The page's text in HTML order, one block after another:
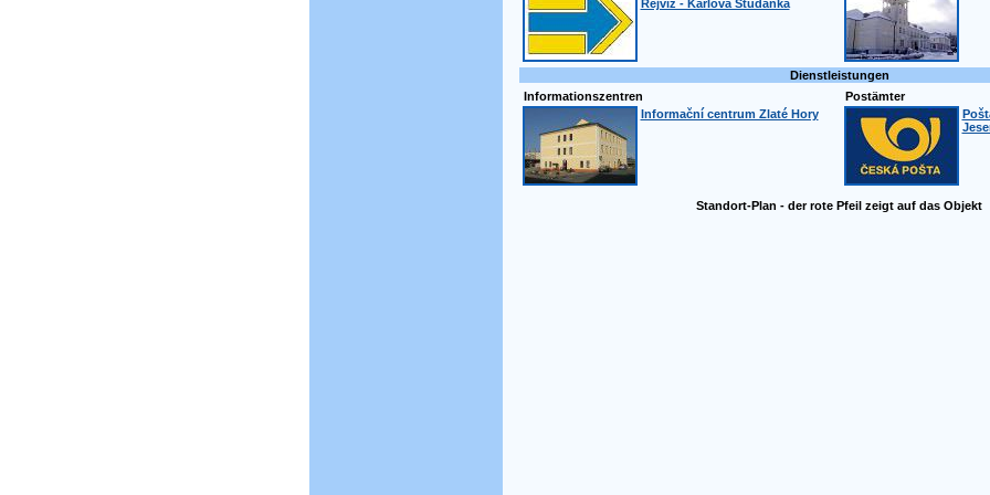
Rejvíz - Karlova Studánka
Dienstleistungen
Informationszentren
Informační centrum Zlaté Hory
Postämter
Standort-Plan - der rote Pfeil zeigt auf das Objekt